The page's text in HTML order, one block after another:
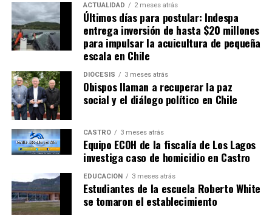
ACTUALIDAD 2 meses atrás
Últimos días para postular: Indespa
entrega inversión de hasta $20 millones
para impulsar la acuicultura de pequeña
escala en Chile
DIÓCESIS 3 meses atrás
Obispos llaman a recuperar la paz
social y el diálogo político en Chile
CASTRO 3 meses atrás
Equipo ECOH de la fiscalía de Los Lagos
investiga caso de homicidio en Castro
EDUCACIÓN 3 meses atrás
Estudiantes de la escuela Roberto White
se tomaron el establecimiento